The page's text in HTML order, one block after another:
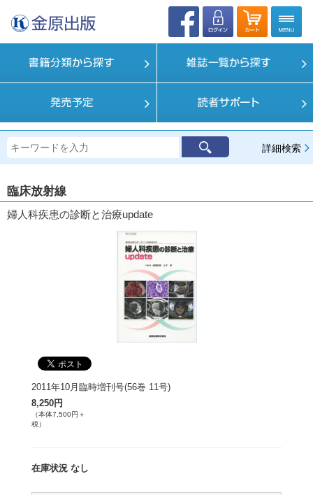
詳細検索
臨床放射線
婦人科疾患の診断と治療update
2011年10月臨時増刊号(56巻 11号)
8,250円
（本体7,500円＋
税）
在庫状況 なし